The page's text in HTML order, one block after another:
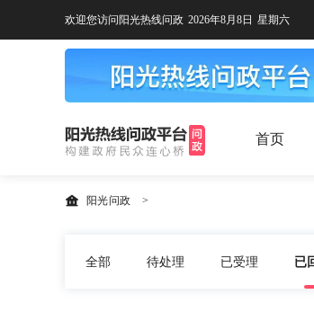
欢迎您访问阳光热线问政 2026年8月8日 星期六
首页
阳光问政 >
全部 待处理 已受理 已